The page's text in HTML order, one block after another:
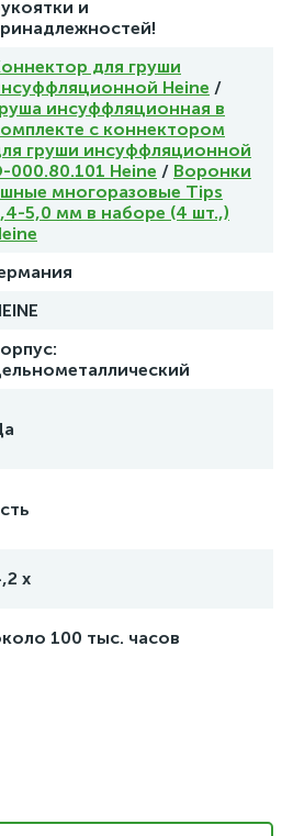
и
для груши
Heine /
инсуффляционная в
с коннектором
груши инсуффляционной
000.80.101 Heine / Воронки
многоразовые Tips
5,0 мм в наборе (4 шт.,)
х
100 тыс. часов